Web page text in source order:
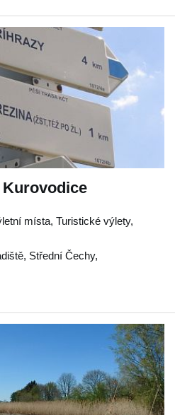
místa, Turistické výlety,
, Střední Čechy,